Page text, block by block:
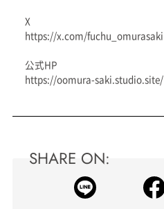
X
https://x.com/fuchu_omurasaki
公式HP
https://oomura-saki.studio.site/
SHARE ON: